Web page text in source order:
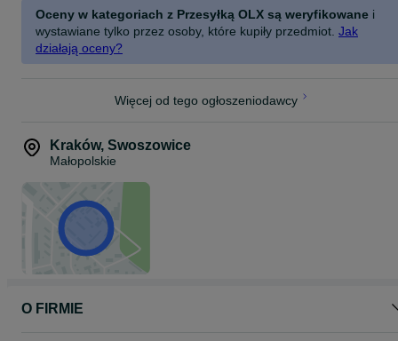
Oceny w kategoriach z Przesyłką OLX są weryfikowane i
wystawiane tylko przez osoby, które kupiły przedmiot. Jak
działają oceny?
Więcej od tego ogłoszeniodawcy
Kraków, Swoszowice
Małopolskie
O FIRMIE